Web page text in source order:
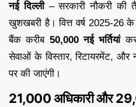
नई दिल्ली– सरकारी नौकरी की
खुशखबरी है। वित्त वर्ष 2025-26
बैंक करीब 50,000 नई भर्तियां
सेवाओं के विस्तार, रिटायरमेंट,
पर की जाएंगी।
21,000 अधिकारी और